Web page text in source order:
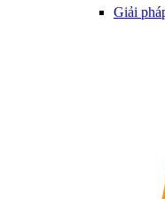
Giải